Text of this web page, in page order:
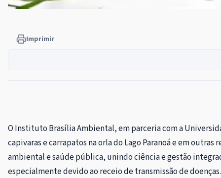
Imprimir
O Instituto Brasília Ambiental, em parceria com a
capivaras e carrapatos na orla do Lago Paranoá e em
ambiental e saúde pública, unindo ciência e gestão
especialmente devido ao receio de transmissão de doenças.